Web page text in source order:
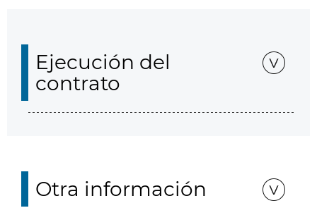
Ejecución del
contrato
Otra información